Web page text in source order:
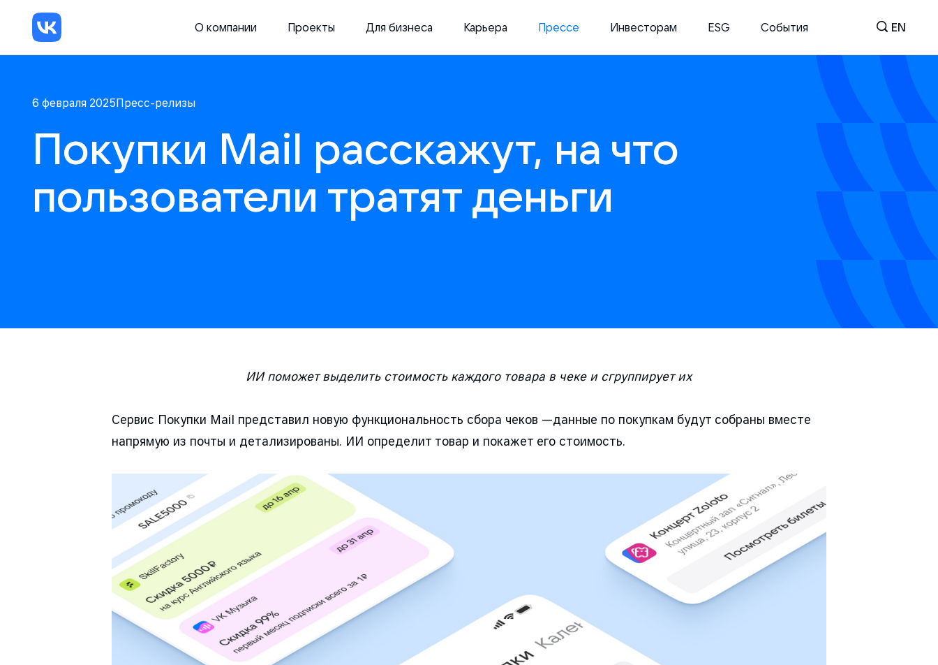
EN
О компании Проекты Для бизнеса Карьера Прессе Инвесторам ESG События
6 февраля 2025 Пресс-релизы
Покупки Mail расскажут, на что
пользователи тратят деньги
ИИ поможет выделить стоимость каждого товара в чеке и сгруппирует их
Сервис Покупки Mail представил новую функциональность сбора чеков —данные по покупкам будут собраны вместе
напрямую из почты и детализированы. ИИ определит товар и покажет его стоимость.